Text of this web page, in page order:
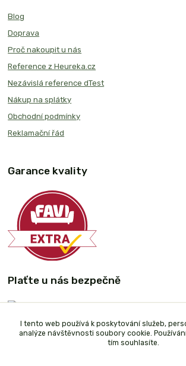
Blog
Doprava
Proč nakoupit u nás
Reference z Heureka.cz
Nezávislá reference dTest
Nákup na splátky
Obchodní podmínky
Reklamační řád
Garance kvality
Plaťte u nás bezpečně
I tento web používá k poskytování služeb,
analýze návštěvnosti soubory cookie.
tím souhlasíte.